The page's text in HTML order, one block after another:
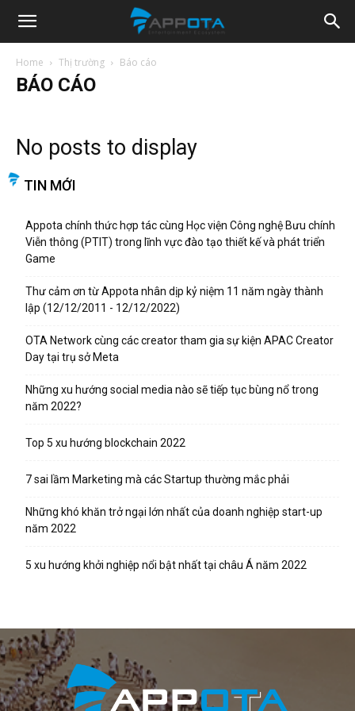
Appota
News
Home Thị trường Báo cáo
BÁO CÁO
No posts to display
TIN MỚI
Appota chính thức hợp tác cùng Học viện Công nghệ Bưu chính
Viễn thông (PTIT) trong lĩnh vực đào tạo thiết kế và phát triển
Game
Thư cảm ơn từ Appota nhân dịp kỷ niệm 11 năm ngày thành
lập (12/12/2011 - 12/12/2022)
OTA Network cùng các creator tham gia sự kiện APAC Creator
Day tại trụ sở Meta
Những xu hướng social media nào sẽ tiếp tục bùng nổ trong
năm 2022?
Top 5 xu hướng blockchain 2022
7 sai lầm Marketing mà các Startup thường mắc phải
Những khó khăn trở ngại lớn nhất của doanh nghiệp start-up
năm 2022
5 xu hướng khởi nghiệp nổi bật nhất tại châu Á năm 2022